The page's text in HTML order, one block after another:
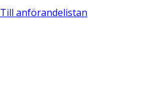
Till anförandelistan